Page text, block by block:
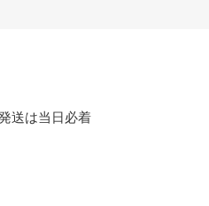
送は当日必着